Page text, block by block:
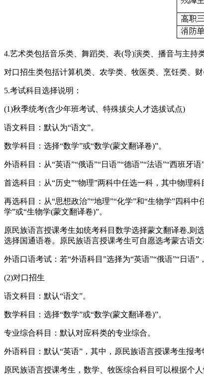
4.艺术类包括音乐类、舞蹈类、表(导)演类、播音与主持
对口招生类包括计算机类、农学类、牧医类、烹饪类、
5.考试科目选择说明：
(1)秋季统考(含少年班考试、特殊拔尖人才选拔试点)
语文科目：默认为“语文”。
数学科目：选择“数学”或“数学(蒙文翻译卷)”。
外语科目：从“英语”“俄语”“日语”“德语”“法语”“西班牙语
首选科目：从“历史”“物理”两科中任选一科，其中物理科
再选科目：从“思想政治”“地理”“化学”和“生物学”四科
学”或“生物学(蒙文翻译卷)”。
原民族语言授课考生如统考科目数学选择蒙文翻译卷,则
选择国通语卷。原民族语言授课考生可自愿选考蒙古语文
外语口语考试：若“外语科目”选择为“英语”“俄语”“日语”
(2)对口招生
语文科目：默认“语文”。
数学科目：选择“数学”或“数学(蒙文翻译卷)”。
专业综合科目：默认对应科类的专业综合。
外语科目：默认“英语”，其中，原民族语言授课考生报考
原民族语言授课考生，数学、牧医综合科目可以根据个